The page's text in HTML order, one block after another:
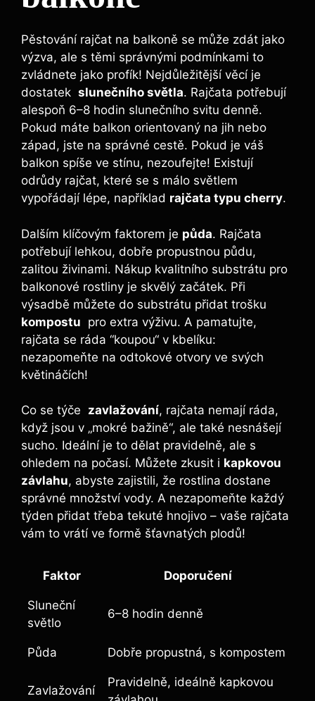
Pěstování⁣ rajčat na balkoně se‌ může‍ zdát jako
výzva, ⁤ale s těmi správnými podmínkami ‍to
zvládnete⁣ jako⁤ profík! Nejdůležitější věcí je
dostatek ‌ slunečního světla. Rajčata potřebují
alespoň 6–8 hodin slunečního svitu denně.
‌Pokud máte balkon orientovaný ‍na ⁤jih‌ nebo
západ, jste na správné⁢ cestě. Pokud je váš
balkon spíše⁢ ve‌ stínu, ⁤nezoufejte! Existují
odrůdy rajčat, ⁤které se s málo světlem⁣
vypořádají lépe, například rajčata typu cherry.
Dalším​ klíčovým faktorem ‌je⁢ půda. Rajčata
potřebují lehkou, dobře propustnou⁤ půdu,
⁤zalitou živinami. Nákup kvalitního ⁣substrátu pro
balkonové rostliny‍ je skvělý ⁤začátek. ‌Při
výsadbě ⁤můžete do substrátu přidat trošku
kompostu ​ pro extra výživu. A pamatujte,
⁤rajčata se ráda ⁢“koupou“ v kbelíku:⁢
nezapomeňte na odtokové otvory ve ‌svých‌
květináčích!
Co se týče ⁢ zavlažování, rajčata nemají ⁤ráda,
když​ jsou v „mokré ‌bažině“,‍ ale také nesnášejí
sucho. Ideální je to⁤ dělat pravidelně, ale s
ohledem na počasí. Můžete zkusit i‍ kapkovou‍
závlahu,⁣ abyste zajistili, že rostlina dostane
správné množství ⁣vody. ⁣A ​nezapomeňte každý
týden přidat⁣ třeba⁢ tekuté hnojivo – vaše rajčata‌
vám to vrátí ⁢ve ​formě ‌šťavnatých plodů!
Faktor Doporučení
Sluneční​
světlo
6–8⁢ hodin denně
Půda Dobře​ propustná, s kompostem
Zavlažování
Pravidelně, ideálně kapkovou⁤